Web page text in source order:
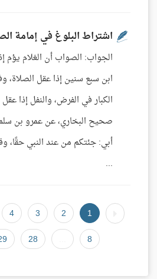
اشتراط البلوغ في إمامة
الجواب: الصواب أن الغلام يؤم
ابن سبع سنين إذا عقل الصلاة،
الكبار في الفرض، والنفل إذا
صحيح البخاري، عن عمرو بن
أبي: جئتكم من عند النبي حقًا،
...
1
2
3
4
8
28